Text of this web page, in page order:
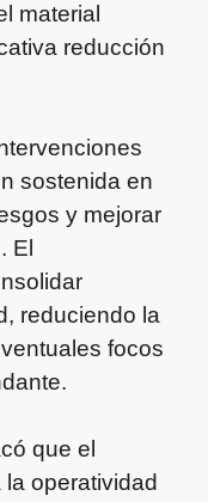
material
reducción
sostenida en
y mejorar
El
reduciendo la
focos
que el
operatividad